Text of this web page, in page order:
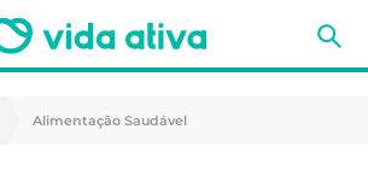
Alimentação Saudável